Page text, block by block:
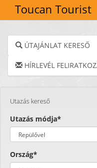
Toucan Tourist
ÚTAJÁNLAT KERESŐ
HÍRLEVÉL
Utazás kereső
Utazás módja*
Ország*